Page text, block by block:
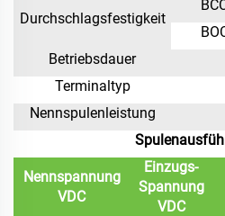
Durchschlagsfestigkeit
Betriebsdauer
Terminaltyp
Nennspulenleistung
Nennspannung
VDC
Einzugs-
Spannung
VDC